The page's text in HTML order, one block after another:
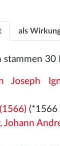
als
30
Joseph
(*1566
Johann